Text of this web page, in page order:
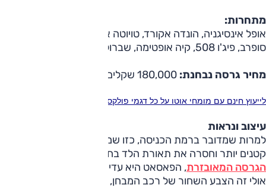
מתחרות:
סופרב, פיג'ו 508, קיה אופטימה, שברולט מאליבו ועוד
מחיר גרסה נבחנת:
לייעוץ חינם עם מומחי אוטו על כל דגמי פולקסווגן חייג ל-3262* או לחץ כאן
עיצוב ונראות
למרות שמדובר ברמת הכניסה, כזו שמציעה חישוקים מעט
קטנים יותר וחסרה את תאורת הלד בחזית של
הגרסה המאובזרת, הפאסאט היא עדיין מכונית מרשימה
אולי זה הצבע השחור של רכב המבחן, אולי אלו הקווים הסולידיים